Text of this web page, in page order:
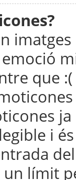
que
i
límit